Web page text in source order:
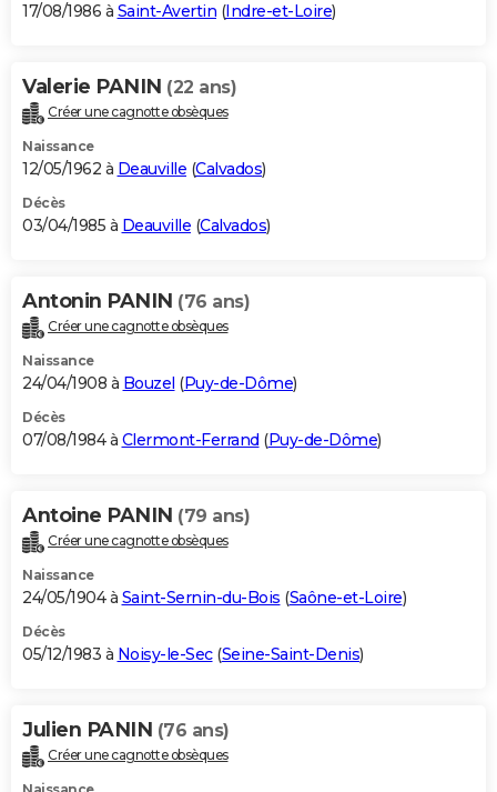
17/08/1986 à Saint-Avertin (Indre-et-Loire)
Valerie PANIN (22 ans)
Créer une cagnotte obsèques
Naissance
12/05/1962 à Deauville (Calvados)
Décès
03/04/1985 à Deauville (Calvados)
Antonin PANIN (76 ans)
Créer une cagnotte obsèques
Naissance
24/04/1908 à Bouzel (Puy-de-Dôme)
Décès
07/08/1984 à Clermont-Ferrand (Puy-de-Dôme)
Antoine PANIN (79 ans)
Créer une cagnotte obsèques
Naissance
24/05/1904 à Saint-Sernin-du-Bois (Saône-et-Loire)
Décès
05/12/1983 à Noisy-le-Sec(Seine-Saint-Denis)
Julien PANIN (76 ans)
Créer une cagnotte obsèques